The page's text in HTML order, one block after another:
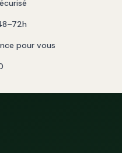
pour vous